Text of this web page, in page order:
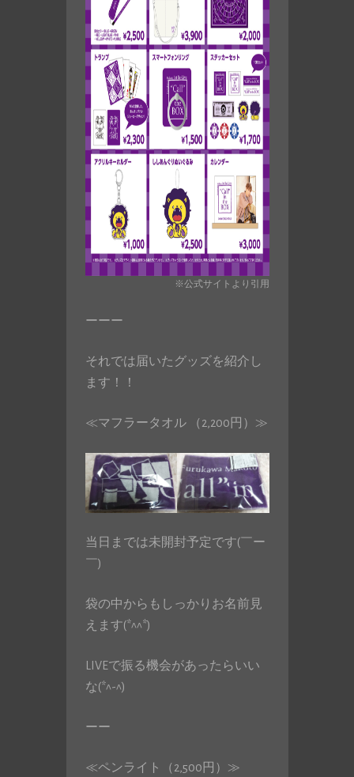
※公式サイトより引用
ーーー
それでは届いたグッズを紹介し
ます！！
≪マフラータオル （2,200円）≫
当日までは未開封予定です(￣ー
￣)
袋の中からもしっかりお名前見
えます(*^^*)
LIVEで振る機会があったらいい
な(*^-^)
ーー
≪ペンライト（2,500円）≫